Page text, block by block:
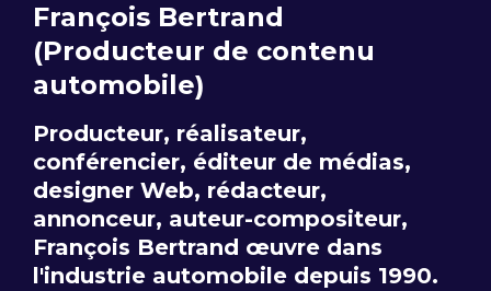
François Bertrand
(Producteur de contenu
automobile)
Producteur, réalisateur,
conférencier, éditeur de médias,
designer Web, rédacteur,
annonceur, auteur-compositeur,
François Bertrand œuvre dans
l'industrie automobile depuis 1990.